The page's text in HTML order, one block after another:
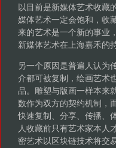
以目前是新媒体艺术收藏
媒体艺术一定会饱和，收
来的艺术是一个新的事业
新媒体艺术在上海嘉禾的
另一个原因是普遍人认为
介都可被复制，绘画艺术
品。雕塑与版画一样本来
数作为双方的契约机制，
快速复制、分享、传播、
人收藏前只有艺术家本人
密艺术以区块链技术将交